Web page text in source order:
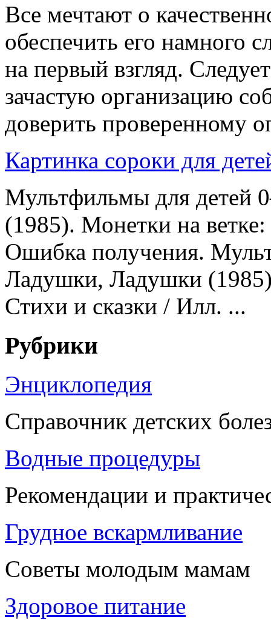
Все мечтают о
обеспечить его намного
на первый взгляд.
зачастую организацию
доверить проверенному
Картинка сороки для
Мультфильмы для детей
(1985). Монетки на
Ошибка получения.
Ладушки, Ладушки
Стихи и сказки / Илл. ...
Рубрики
Энциклопедия
Справочник детских
Водные процедуры
Рекомендации и
Грудное вскармливание
Советы молодым мамам
Здоровое питание